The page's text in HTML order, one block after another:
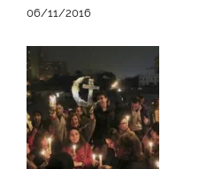
06/11/2016